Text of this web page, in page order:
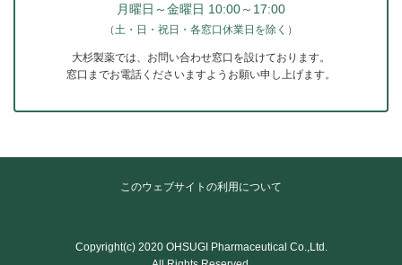
月曜日～金曜日 10:00～17:00
（土・日・祝日・各窓口休業日を除く）
大杉製薬では、お問い合わせ窓口を設けております。
窓口までお電話くださいますようお願い申し上げます。
このウェブサイトの利用について
Copyright(c) 2020 OHSUGI Pharmaceutical Co.,Ltd.